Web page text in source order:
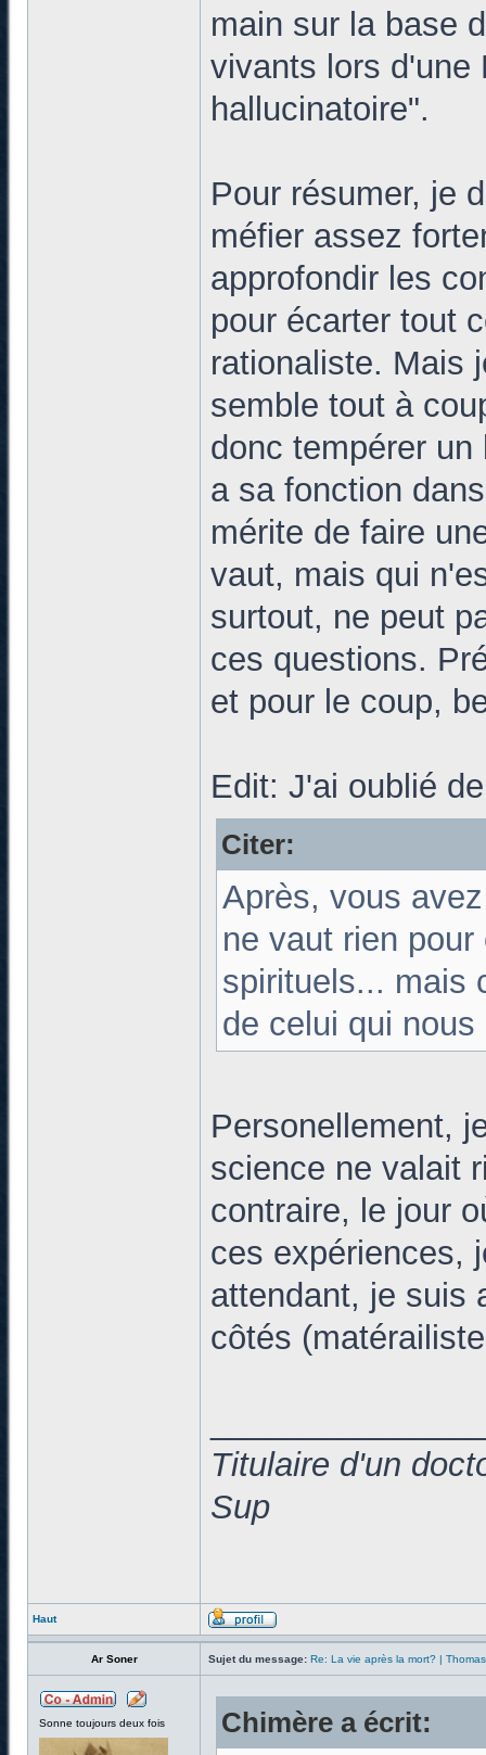
main sur la base
vivants lors d'une
hallucinatoire".
Pour résumer, je
méfier assez
approfondir les
pour écarter tout
rationaliste. Mais
semble tout à
donc tempérer
a sa fonction
mérite de faire
vaut, mais qui
surtout, ne peut
ces questions.
et pour le coup,
Edit: J'ai oublié
Citer:
Après, vous
ne vaut rien
spirituels... mais
de celui qui nous
Personellement,
science ne valait
contraire, le jour
ces expériences,
attendant, je suis
côtés
Titulaire d'un
Sup
Haut
Ar Soner Sujet du message: Re: La vie après la mort? |
Sonne toujours deux fois Chimère a écrit: